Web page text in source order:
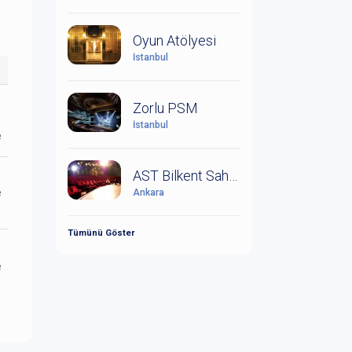
Oyun Atölyesi
İstanbul
Zorlu PSM
İstanbul
Ankara
Tümünü Göster